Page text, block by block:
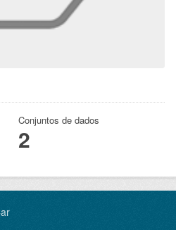
Conjuntos de dados
2